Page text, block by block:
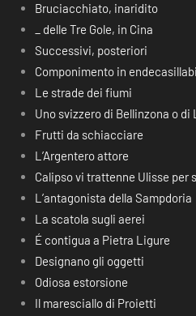
Bruciacchiato, inaridito
_ delle Tre Gole, in Cina
Successivi, posteriori
Componimento in
Le strade dei fiumi
Uno svizzero di Bellinzona o di
Frutti da schiacciare
L’Argentero attore
Calipso vi trattenne Ulisse per
L’antagonista della Sampdoria
La scatola sugli aerei
É contigua a Pietra Ligure
Designano gli oggetti
Odiosa estorsione
Il maresciallo di Proietti